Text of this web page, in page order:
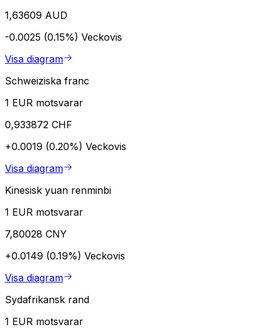
1,63609 AUD
-0.0025 (0.15%) Veckovis
Visa diagram
Schweiziska franc
1 EUR motsvarar
0,933872 CHF
+0.0019 (0.20%) Veckovis
Visa diagram
Kinesisk yuan renminbi
1 EUR motsvarar
7,80028 CNY
+0.0149 (0.19%) Veckovis
Visa diagram
Sydafrikansk rand
1 EUR motsvarar